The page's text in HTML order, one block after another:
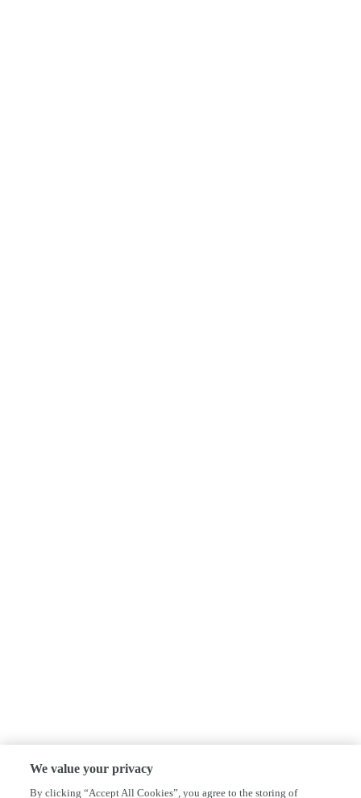
We value your privacy
By clicking “Accept All Cookies”, you agree to the storing of